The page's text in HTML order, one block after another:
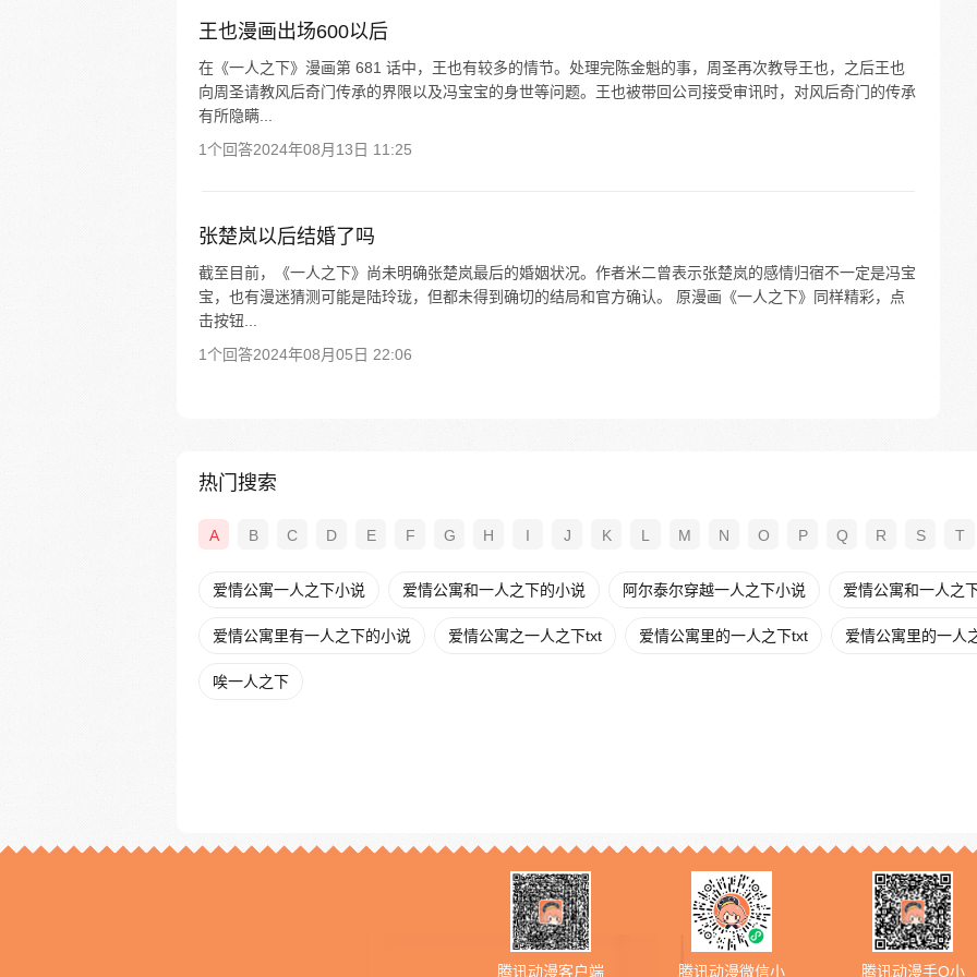
王也漫画出场600以后
在《一人之下》漫画第 681 话中，王也有较多的情节。处理完陈金魁的事，周圣再次教导王也，之后王也
向周圣请教风后奇门传承的界限以及冯宝宝的身世等问题。王也被带回公司接受审讯时，对风后奇门的传承
有所隐瞒...
1个回答2024年08月13日 11:25
张楚岚以后结婚了吗
截至目前，《一人之下》尚未明确张楚岚最后的婚姻状况。作者米二曾表示张楚岚的感情归宿不一定是冯宝
宝，也有漫迷猜测可能是陆玲珑，但都未得到确切的结局和官方确认。 原漫画《一人之下》同样精彩，点
击按钮...
1个回答2024年08月05日 22:06
热门搜索
A B C D E F G H I J K L M N O P Q R S T
爱情公寓一人之下小说 爱情公寓和一人之下的小说 阿尔泰尔穿越一人之下小说 爱情公寓和一人之
爱情公寓里有一人之下的小说 爱情公寓之一人之下txt 爱情公寓里的一人之下txt 爱情公寓里的一人
唉一人之下
腾讯动漫客户端 腾讯动漫微信小 腾讯动漫手Q小